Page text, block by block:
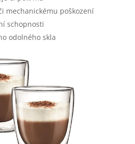
mechanickému poškození
schopnosti
odolného skla